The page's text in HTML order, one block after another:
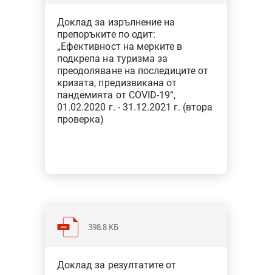
Тип: Одит на изпълнение
Доклад за изрълнение на
препоръките по одит:
„Ефективност на мерките в
подкрепа на туризма за
преодоляване на последиците от
кризата, предизвикана от
пандемията от COVID-19“,
01.02.2020 г. - 31.12.2021 г. (втора
проверка)
398.8 KБ
функции
Доклад за резултатите от